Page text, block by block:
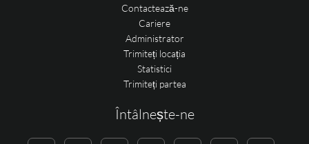
Contactează-ne
Cariere
Administrator
Trimiteți locația
Statistici
Trimiteți partea
Întâlnește-ne